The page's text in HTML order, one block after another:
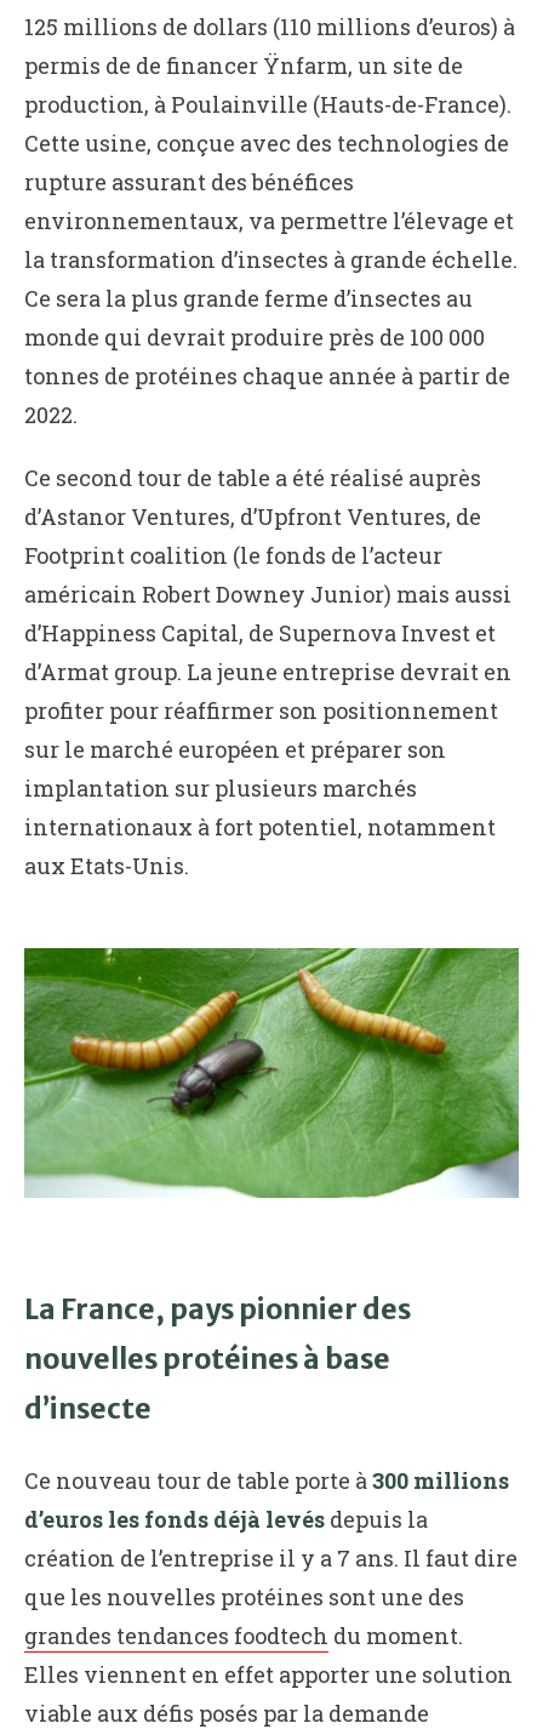
125 millions de dollars (110 millions d’euros) à
permis de de financer Ÿnfarm, un site de
production, à Poulainville (Hauts-de-France).
Cette usine, conçue avec des technologies de
rupture assurant des bénéfices
environnementaux, va permettre l’élevage et
la transformation d’insectes à grande échelle.
Ce sera la plus grande ferme d’insectes au
monde qui devrait produire près de 100 000
tonnes de protéines chaque année à partir de
2022.
Ce second tour de table a été réalisé auprès
d’Astanor Ventures, d’Upfront Ventures, de
Footprint coalition (le fonds de l’acteur
américain Robert Downey Junior) mais aussi
d’Happiness Capital, de Supernova Invest et
d’Armat group. La jeune entreprise devrait en
profiter pour réaffirmer son positionnement
sur le marché européen et préparer son
implantation sur plusieurs marchés
internationaux à fort potentiel, notamment
aux Etats-Unis.
La France, pays pionnier des
nouvelles protéines à base
d’insecte
Ce nouveau tour de table porte à300 millions
d’euros les fonds déjà levés depuis la
création de l’entreprise il y a 7 ans. Il faut dire
que les nouvelles protéines sont une des
grandes tendances foodtech du moment.
Elles viennent en effet apporter une solution
viable aux défis posés par la demande